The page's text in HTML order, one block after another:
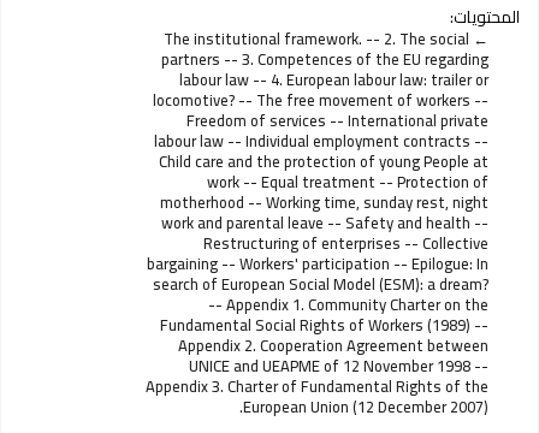
المحتويات:
The institutional framework. -- 2. The social
partners -- 3. Competences of the EU regarding
labour law -- 4. European labour law: trailer or
locomotive? -- The free movement of workers --
Freedom of services -- International private
labour law -- Individual employment contracts --
Child care and the protection of young People at
work -- Equal treatment -- Protection of
motherhood -- Working time, sunday rest, night
work and parental leave -- Safety and health --
Restructuring of enterprises -- Collective
bargaining -- Workers' participation -- Epilogue: In
search of European Social Model (ESM): a dream?
-- Appendix 1. Community Charter on the
Fundamental Social Rights of Workers (1989) --
Appendix 2. Cooperation Agreement between
UNICE and UEAPME of 12 November 1998 --
Appendix 3. Charter of Fundamental Rights of the
European Union (12 December 2007).